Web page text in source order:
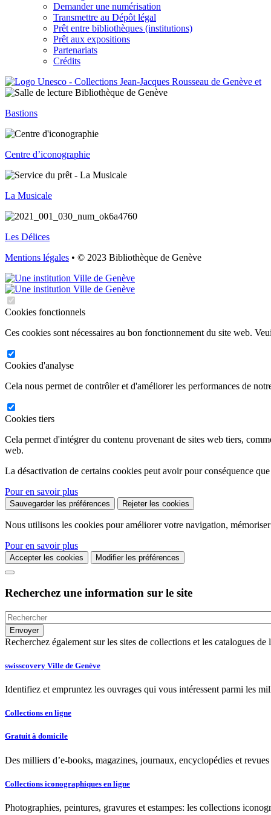
Demander une numérisation
Transmettre au Dépôt légal
Prêt entre bibliothèques (institutions)
Prêt aux expositions
Partenariats
Crédits
Bastions
Centre d’iconographie
La Musicale
Les Délices
Mentions légales • © 2023 Bibliothèque de Genève
Cookies fonctionnels
Ces cookies sont nécessaires au bon fonctionnement du site web.
Cookies d'analyse
Cela nous permet de contrôler et d'améliorer les performances de
Cookies tiers
Cela permet d'intégrer du contenu provenant de sites web tiers,
web.
La désactivation de certains cookies peut avoir pour conséquence
Pour en savoir plus
Sauvegarder les préférences Rejeter les cookies
Nous utilisons les cookies pour améliorer votre navigation,
Pour en savoir plus
Accepter les cookies Modifier les préférences
Recherchez une information sur le site
Recherchez également sur les sites de collections et les catalogues
swisscovery Ville de Genève
Identifiez et empruntez les ouvrages qui vous intéressent parmi les
Collections en ligne
Gratuit à domicile
Des milliers d’e-books, magazines, journaux, encyclopédies et
Collections iconographiques en ligne
Photographies, peintures, gravures et estampes: les collections